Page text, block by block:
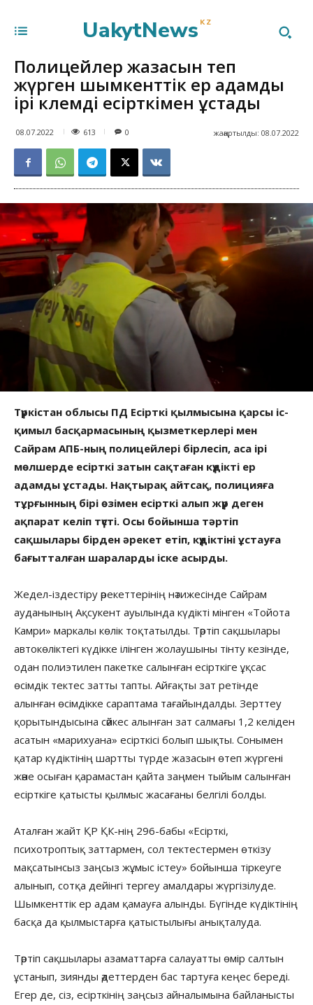
UakytNews KZ
Полицейлер жазасын өтеп
жүрген шымкенттік ер адамды
ірі көлемді есірткімен ұстады
08.07.2022 613 жаңартылды: 08.07.2022
0
Түркістан облысы ПД Есірткі қылмысына қарсы іс-
қимыл басқармасының қызметкерлері мен
Сайрам АПБ-ның полицейлері бірлесіп, аса ірі
мөлшерде есірткі затын сақтаған күдікті ер
адамды ұстады. Нақтырақ айтсақ, полицияға
тұрғынның бірі өзімен есірткі алып жүр деген
ақпарат келіп түсті. Осы бойынша тәртіп
сақшылары бірден әрекет етіп, күдіктіні ұстауға
бағытталған шараларды іске асырды.
Жедел-іздестіру әрекеттерінің нәтижесінде Сайрам
ауданының Ақсукент ауылында күдікті мінген «Тойота
Камри» маркалы көлік тоқтатылды. Тәртіп сақшылары
автокөліктегі күдікке ілінген жолаушыны тінту кезінде,
одан полиэтилен пакетке салынған есірткіге ұқсас
өсімдік тектес затты тапты. Айғақты зат ретінде
алынған өсімдікке сараптама тағайындалды. Зерттеу
қорытындысына сәйкес алынған зат салмағы 1,2 келіден
асатын «марихуана» есірткісі болып шықты. Сонымен
қатар күдіктінің шартты түрде жазасын өтеп жүргені
және осыған қарамастан қайта заңмен тыйым салынған
есірткіге қатысты қылмыс жасағаны белгілі болды.
Аталған жайт ҚР ҚК-нің 296-бабы «Есірткі,
психотроптық заттармен, сол тектестермен өткізу
мақсатынсыз заңсыз жұмыс істеу» бойынша тіркеуге
алынып, сотқа дейінгі тергеу амалдары жүргізілуде.
Шымкенттік ер адам қамауға алынды. Бүгінде күдіктінің
басқа да қылмыстарға қатыстылығы анықталуда.
Тәртіп сақшылары азаматтарға салауатты өмір салтын
ұстанып, зиянды әдеттерден бас тартуға кеңес береді.
Егер де, сіз, есірткінің заңсыз айналымына байланысты